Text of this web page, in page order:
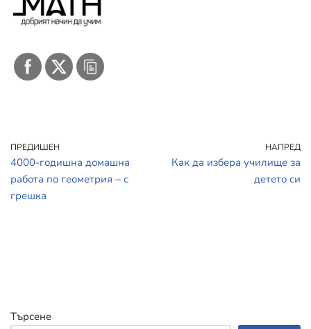
ПРЕДИШЕН
4000-годишна домашна
работа по геометрия – с
грешка
НАПРЕД
Как да избера училище за
детето си
Търсене